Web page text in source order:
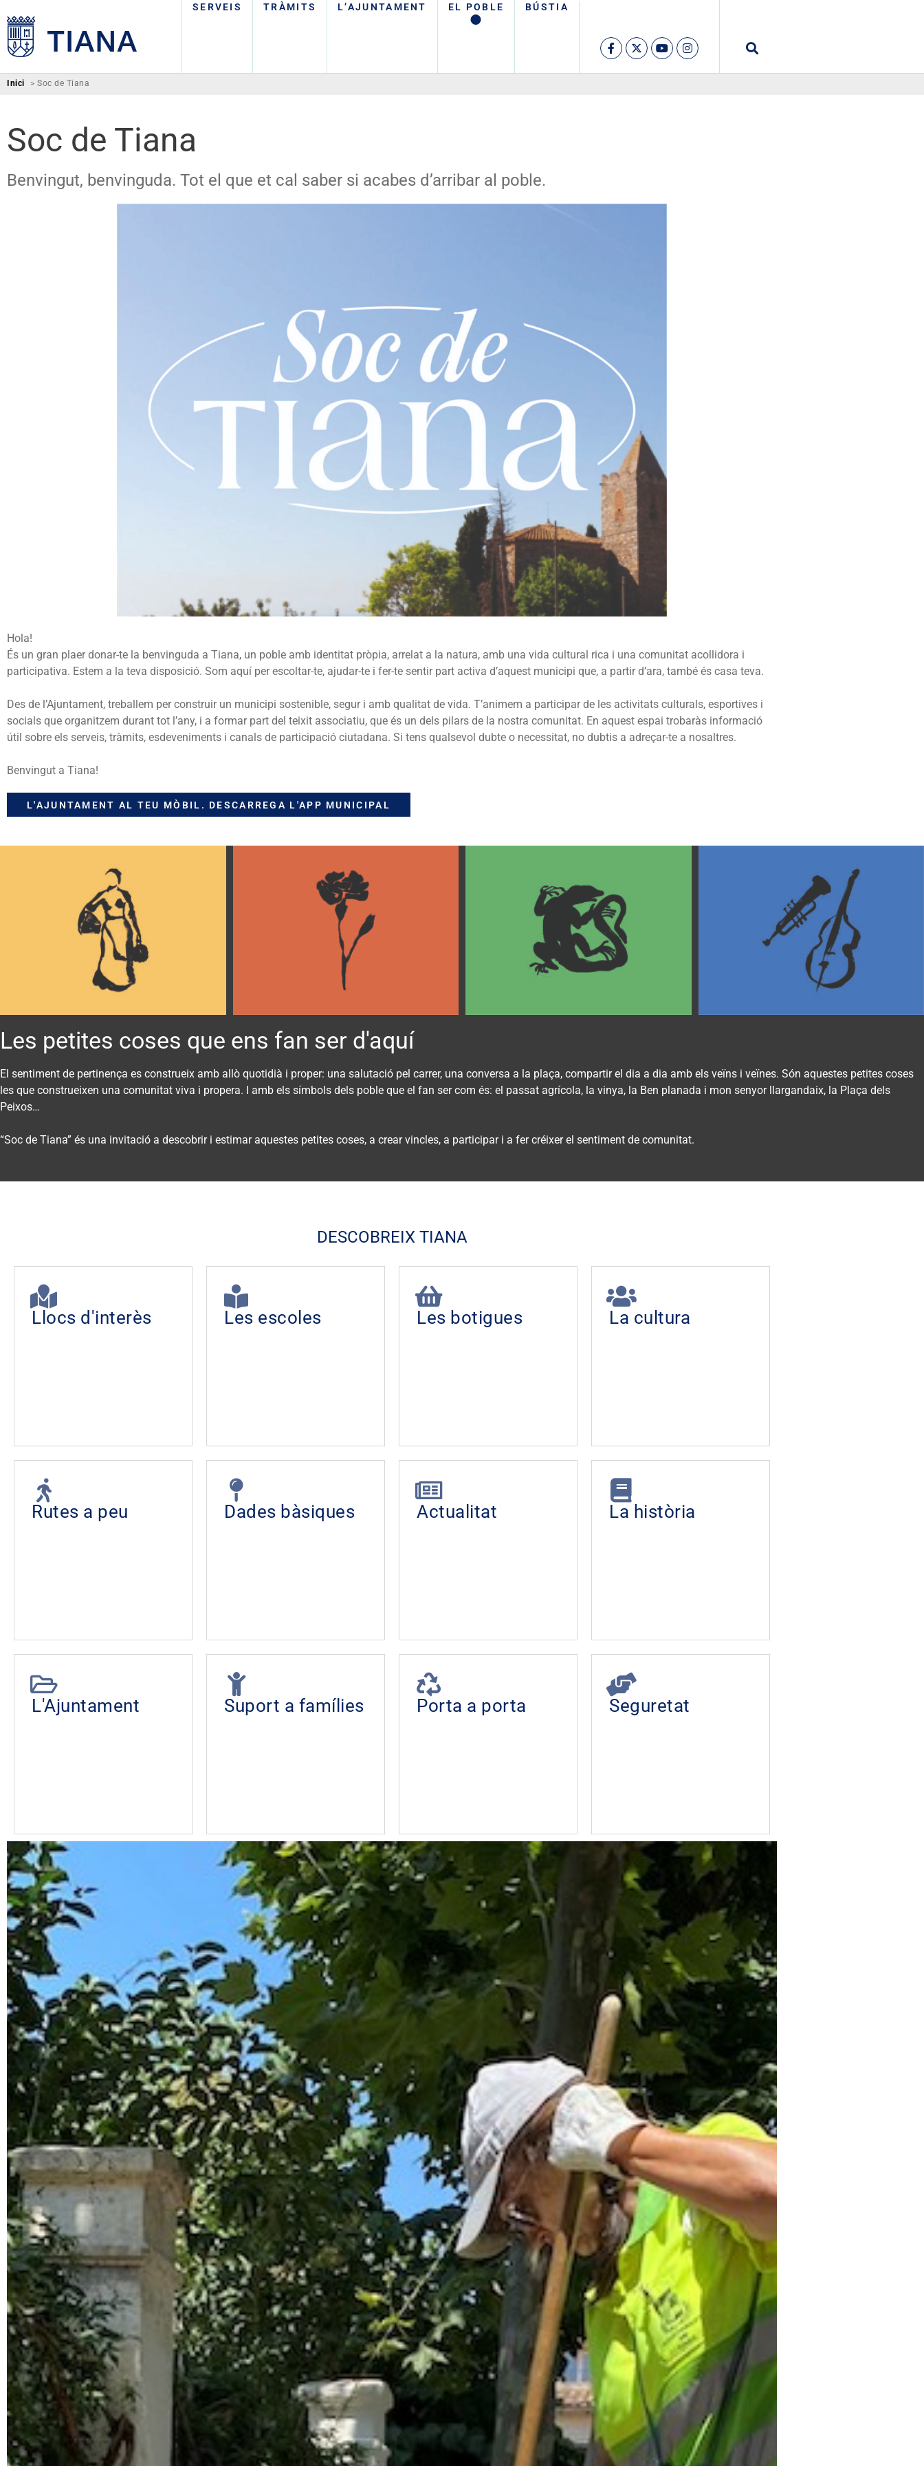
SERVEIS TRÀMITS L’AJUNTAMENT EL POBLE BÚSTIA
Inici > Soc de Tiana
Soc de Tiana
Benvingut, benvinguda. Tot el que et cal saber si acabes d’arribar al poble.
Hola!
És un gran plaer donar-te la benvinguda a Tiana, un poble amb identitat pròpia, arrelat a la natura, amb una vida cultural rica i una comunitat acollidora i
participativa. Estem a la teva disposició. Som aquí per escoltar-te, ajudar-te i fer-te sentir part activa d’aquest municipi que, a partir d’ara, també és casa teva.
Des de l’Ajuntament, treballem per construir un municipi sostenible, segur i amb qualitat de vida. T’animem a participar de les activitats culturals, esportives i
socials que organitzem durant tot l’any, i a formar part del teixit associatiu, que és un dels pilars de la nostra comunitat. En aquest espai trobaràs informació
útil sobre els serveis, tràmits, esdeveniments i canals de participació ciutadana. Si tens qualsevol dubte o necessitat, no dubtis a adreçar-te a nosaltres.
Benvingut a Tiana!
L'AJUNTAMENT AL TEU MÒBIL. DESCARREGA L'APP MUNICIPAL
Les petites coses que ens fan ser d'aquí
El sentiment de pertinença es construeix amb allò quotidià i proper: una salutació pel carrer, una conversa a la plaça, compartir el dia a dia amb els veïns i veïnes. Són aquestes petites coses
les que construeixen una comunitat viva i propera. I amb els símbols dels poble que el fan ser com és: el passat agrícola, la vinya, la Ben planada i mon senyor llargandaix, la Plaça dels
Peixos…
“Soc de Tiana” és una invitació a descobrir i estimar aquestes petites coses, a crear vincles, a participar i a fer créixer el sentiment de comunitat.
DESCOBREIX TIANA
Llocs d'interès Les escoles Les botigues La cultura
Rutes a peu Dades bàsiques Actualitat La història
L'Ajuntament Suport a famílies Porta a porta Seguretat